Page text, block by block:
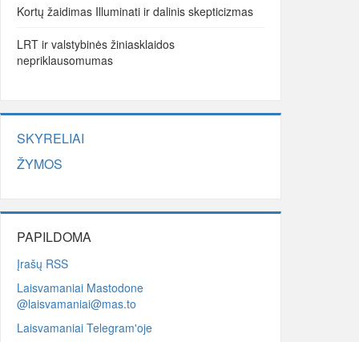
Kortų žaidimas Illuminati ir dalinis skepticizmas
LRT ir valstybinės žiniasklaidos
nepriklausomumas
SKYRELIAI
ŽYMOS
PAPILDOMA
Įrašų RSS
Laisvamaniai Mastodone
@laisvamaniai@mas.to
Laisvamaniai Telegram'oje